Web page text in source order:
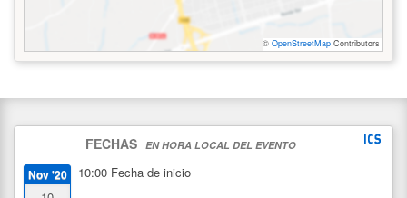
© OpenStreetMap Contributors
FECHAS EN HORA LOCAL DEL EVENTO
Nov '20 10:00 Fecha de inicio